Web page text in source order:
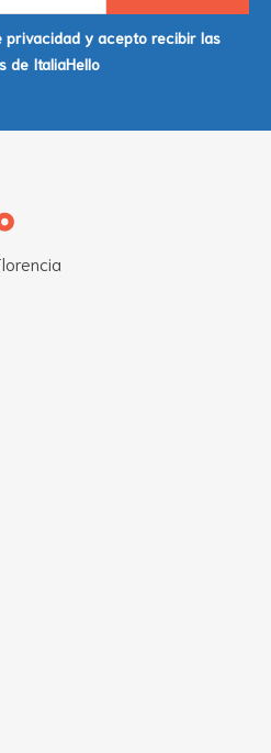
privacidad y acepto recibir las
de ItaliaHello